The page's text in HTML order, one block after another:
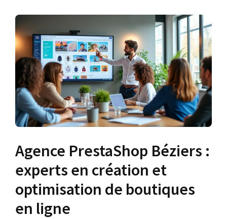
Agence PrestaShop Béziers :
experts en création et
optimisation de boutiques
en ligne